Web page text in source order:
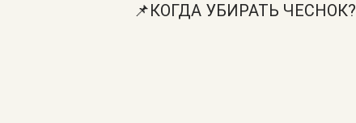
📌КОГДА УБИРАТЬ ЧЕСНОК?